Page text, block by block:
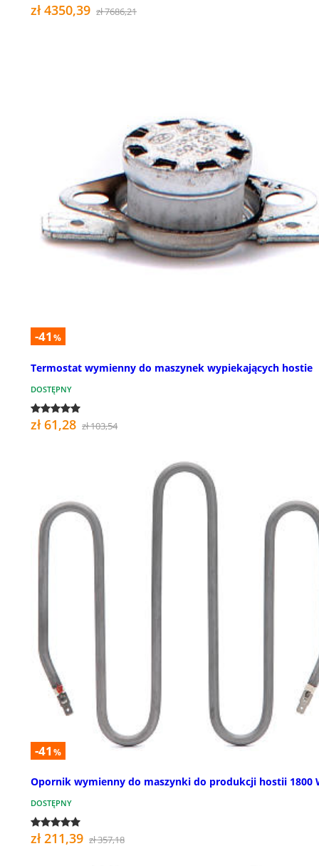
zł 4350,39 zł 7686,21
-41 %
Termostat wymienny do maszynek wypiekających hostie
DOSTĘPNY
zł 61,28 zł 103,54
-41 %
Opornik wymienny do maszynki do produkcji hostii 1800
DOSTĘPNY
zł 211,39 zł 357,18